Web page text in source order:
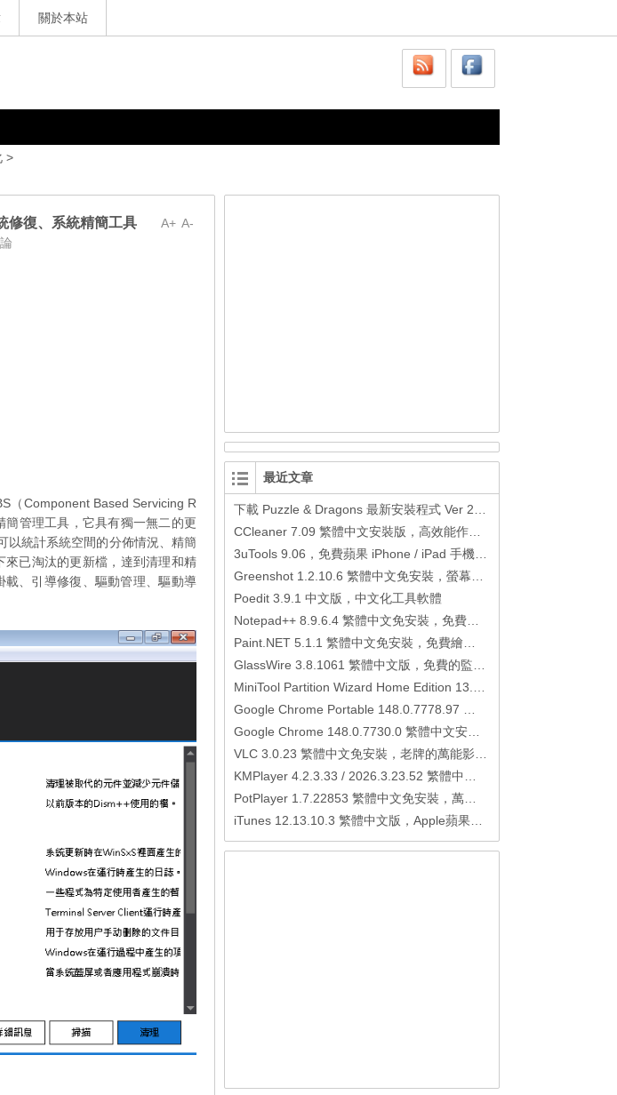
關於本站
>
A-
A+
修復、系統精簡工具
（Component Based Servicing R
管理工具，它具有獨一無二的更
以統計系統空間的分佈情況、精簡
已淘汰的更新檔，達到清理和精
、引導修復、驅動管理、驅動導
最近文章
Poedit 3.9.1 中文版，中文化工具軟體